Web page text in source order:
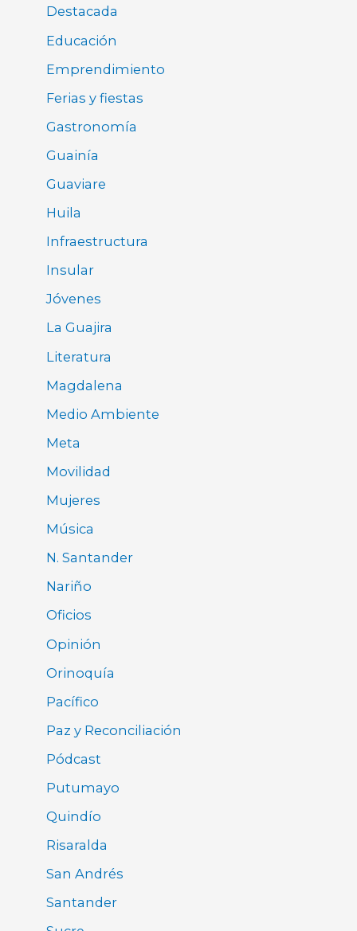
Destacada
Educación
Emprendimiento
Ferias y fiestas
Gastronomía
Guainía
Guaviare
Huila
Infraestructura
Insular
Jóvenes
La Guajira
Literatura
Magdalena
Medio Ambiente
Meta
Movilidad
Mujeres
Música
N. Santander
Nariño
Oficios
Opinión
Orinoquía
Pacífico
Paz y Reconciliación
Pódcast
Putumayo
Quindío
Risaralda
San Andrés
Santander